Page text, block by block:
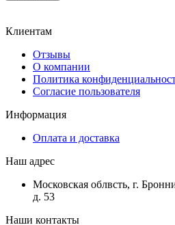
Клиентам
Отзывы
О компании
Политика
Согласие пользователя
Информация
Оплата и доставка
Наш адрес
Московская облвсть, г.
д. 53
Наши контакты